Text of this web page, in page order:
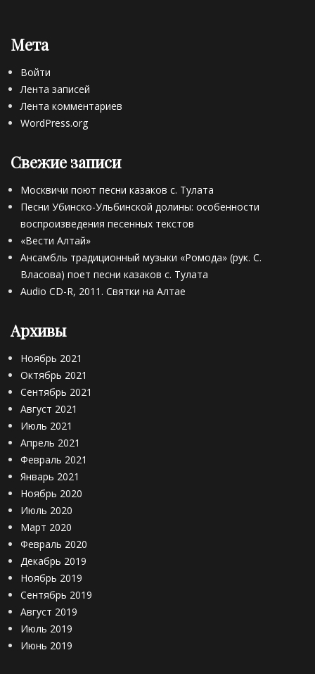
Мета
Войти
Лента записей
Лента комментариев
WordPress.org
Свежие записи
Москвичи поют песни казаков с. Тулата
Песни Убинско-Ульбинской долины: особенности
воспроизведения песенных текстов
«Вести Алтай»
Ансамбль традиционный музыки «Ромода» (рук. С.
Власова) поет песни казаков с. Тулата
Audio CD-R, 2011. Святки на Алтае
Архивы
Ноябрь 2021
Октябрь 2021
Сентябрь 2021
Август 2021
Июль 2021
Апрель 2021
Февраль 2021
Январь 2021
Ноябрь 2020
Июль 2020
Март 2020
Февраль 2020
Декабрь 2019
Ноябрь 2019
Сентябрь 2019
Август 2019
Июль 2019
Июнь 2019